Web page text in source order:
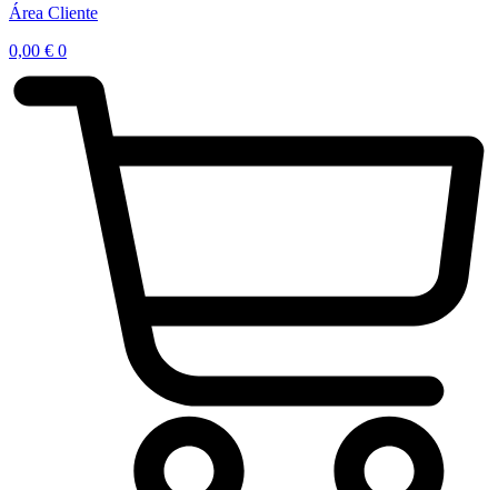
Área Cliente
0,00 € 0